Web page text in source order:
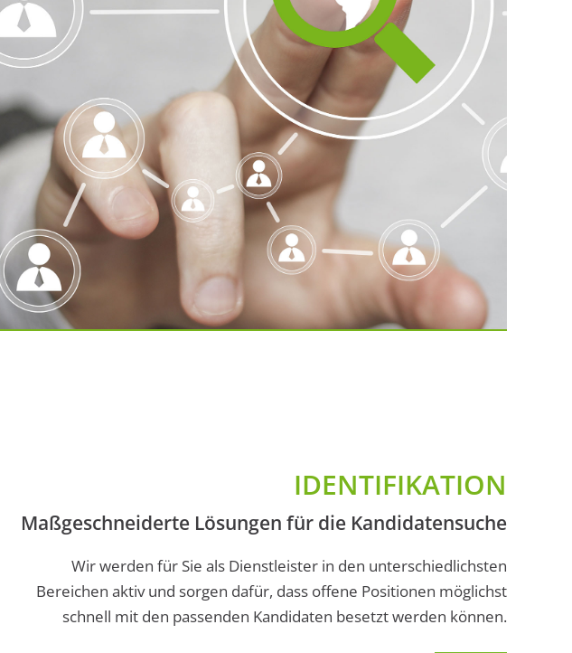
IDENTIFIKATION
Maßgeschneiderte Lösungen für die Kandidatensuche
Wir werden für Sie als Dienstleister in den unterschiedlichsten
Bereichen aktiv und sorgen dafür, dass offene Positionen möglichst
schnell mit den passenden Kandidaten besetzt werden können.